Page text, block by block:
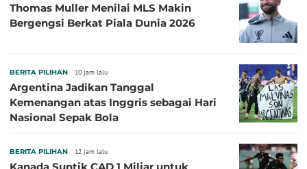
Thomas Muller Menilai MLS Makin
Bergengsi Berkat Piala Dunia 2026
BERITA PILIHAN 10 jam lalu
Argentina Jadikan Tanggal
Kemenangan atas Inggris sebagai Hari
Nasional Sepak Bola
BERITA PILIHAN 12 jam lalu